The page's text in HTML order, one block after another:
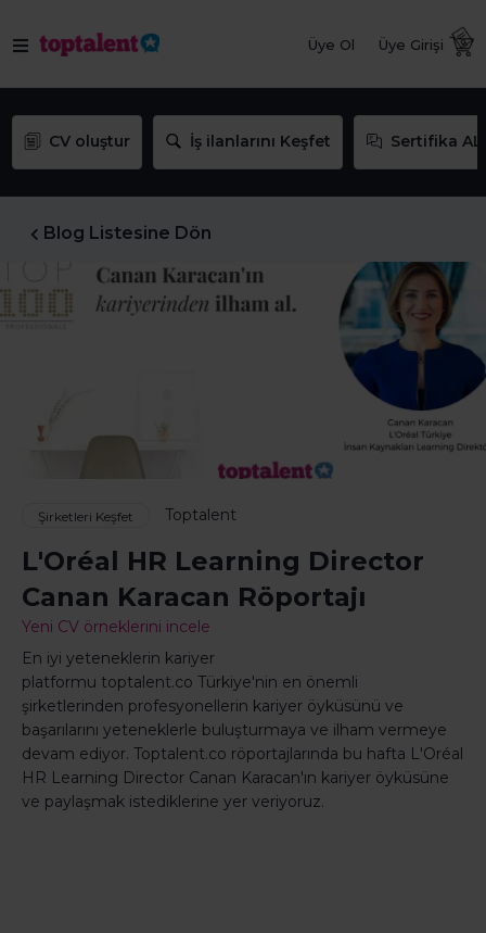
Üye Ol Üye Girişi
CV oluştur İş ilanlarını Keşfet Sertifika AL
Blog Listesine Dön
Şirketleri Keşfet Toptalent
L'Oréal HR Learning Director
Canan Karacan Röportajı
Yeni CV örneklerini incele
En iyi yeteneklerin kariyer
platformu toptalent.co Türkiye'nin en önemli
şirketlerinden profesyonellerin kariyer öyküsünü ve
başarılarını yeteneklerle buluşturmaya ve ilham vermeye
devam ediyor. Toptalent.co röportajlarında bu hafta L'Oréal
HR Learning Director Canan Karacan'ın kariyer öyküsüne
ve paylaşmak istediklerine yer veriyoruz.